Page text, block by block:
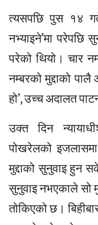
त्यसपछि पुस १४
नभ्याइने’मा परेपछि
परेको थियो। चार
नम्बरको मुद्दाको
हो’, उच्च अदालत
उक्त दिन
पोखरेलको इजलासमा
मुद्दाको सुनुवाइ
सुनुवाइ नभएकाले सो
तोकिएको छ।